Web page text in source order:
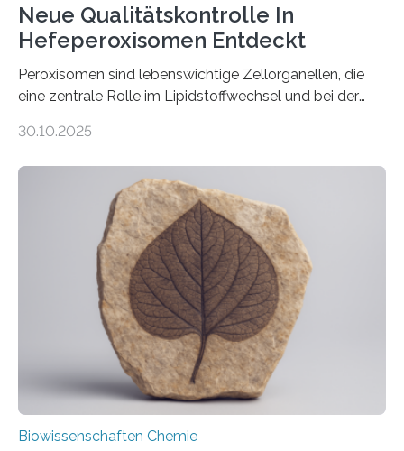
Neue Qualitätskontrolle In
Hefeperoxisomen Entdeckt
Peroxisomen sind lebenswichtige Zellorganellen, die
eine zentrale Rolle im Lipidstoffwechsel und bei der
erfüllen können, müssen zahlreiche Enzyme präzise in
der Ruhr-Universität Bochum um Prof. Dr. Ralf Erdmann
und Dr. Ismaila Francis Yusuf hat nun einen bislang
unbekannten Qualitätskontrollmechanismus des
peroxisomalen Proteintransports in der Bäckerhefe
Saccharomyces cerevisiae entdeckt, der für die
Funktionsfähigkeit der Organellen entscheidend ist. Die
Studie wurde am 28. Oktober 2025 in der
Fachzeitschrift…
30.10.2025
Biowissenschaften Chemie